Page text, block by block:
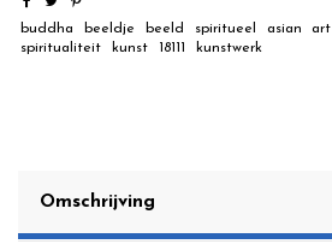
buddha beeldje beeld spiritueel asian art
spiritualiteit
kunst 18111 kunstwerk
Omschrijving